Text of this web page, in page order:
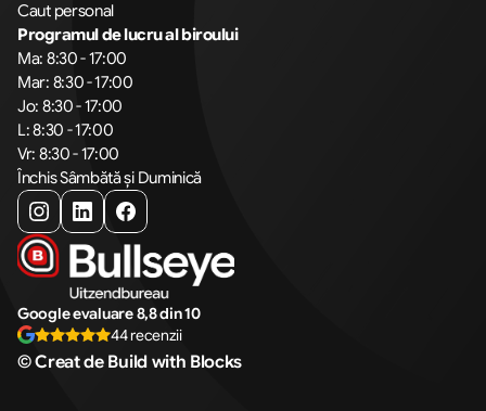
Caut personal
Programul de lucru al biroului
Ma: 8:30 - 17:00
Mar: 8:30 - 17:00
Jo: 8:30 - 17:00
L: 8:30 - 17:00
Vr: 8:30 - 17:00
Închis Sâmbătă și Duminică
Google evaluare 8,8 din 10
44 recenzii
© Creat de Build with Blocks